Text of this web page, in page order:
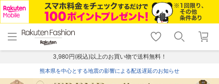
menu home
トップ
shopping_cart lock_outline
ログイン
3,980円(税込)以上のお買い物で送料無料！
熊本県を中心とする地震の影響による配送遅延のお知らせ